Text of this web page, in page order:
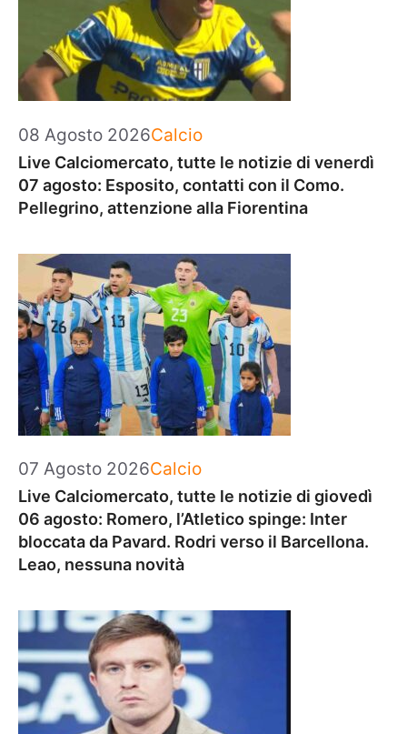
08 Agosto 2026Categorie
Calcio
Live Calciomercato, tutte le notizie di venerdì
07 agosto: Esposito, contatti con il Como.
Pellegrino, attenzione alla Fiorentina
07 Agosto 2026Categorie
Calcio
Live Calciomercato, tutte le notizie di giovedì
06 agosto: Romero, l’Atletico spinge: Inter
bloccata da Pavard. Rodri verso il Barcellona.
Leao, nessuna novità